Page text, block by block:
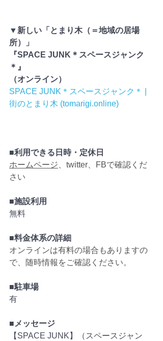
▼新しい「とまり木（＝地域の居場
所）」
『SPACE JUNK＊スペースジャンク
＊』
（オンライン）
SPACE JUNK＊スペースジャンク＊ |
街のとまり木 (tomarigi.online)
■利用できる日時・定休日
ホームページ、twitter、FBで確認くだ
さい
■施設利用
無料
■料金体系の詳細
オンラインは有料の場合もありますの
で、随時情報をご確認ください。
■駐車場
有
■メッセージ
【SPACE JUNK】（スペースジャン